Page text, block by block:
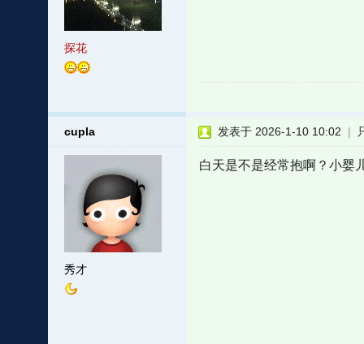
探花
cupla
秀才
发表于 2026-1-10 10:02 |
白天是不是经常抱啊？小婴